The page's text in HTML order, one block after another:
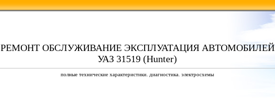
РЕМОНТ ОБСЛУЖИВАНИЕ ЭКСПЛУАТАЦИЯ АВТОМОБИЛЕЙ
УАЗ 31519 (Hunter)
полные технические характеристики. диагностика. электросхемы